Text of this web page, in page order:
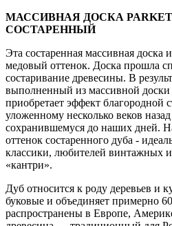
МАССИВНАЯ ДОСКА
СОСТАРЕННЫЙ
Эта состаренная массивная
медовый оттенок. Доска прошла
состаривание древесины. В
выполненный из массивной доски
приобретает эффект благородной
уложенному несколько веков
сохранившемуся до наших дней.
оттенок состаренного дуба -
классики, любителей винтажных
«кантри».
Дуб относится к роду деревьев и
буковые и объединяет примерно
распространены в Европе,